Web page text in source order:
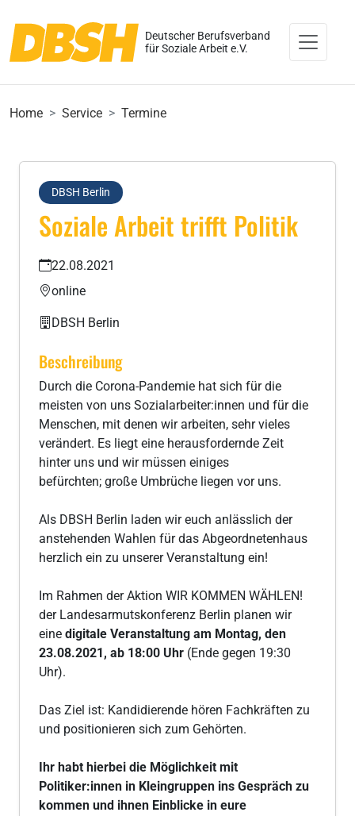
Deutscher Berufsverband
für Soziale Arbeit e.V.
Home Service Termine
DBSH Berlin
Soziale Arbeit trifft Politik
22.08.2021
online
DBSH Berlin
Beschreibung
Durch die Corona-Pandemie hat sich für die
meisten von uns Sozialarbeiter:innen und für die
Menschen, mit denen wir arbeiten, sehr vieles
verändert. Es liegt eine herausfordernde Zeit
hinter uns und wir müssen einiges
befürchten; große Umbrüche liegen vor uns.
Als DBSH Berlin laden wir euch anlässlich der
anstehenden Wahlen für das Abgeordnetenhaus
herzlich ein zu unserer Veranstaltung ein!
Im Rahmen der Aktion WIR KOMMEN WÄHLEN!
der Landesarmutskonferenz Berlin planen wir
eine digitale Veranstaltung am Montag, den
23.08.2021, ab 18:00 Uhr (Ende gegen 19:30
Uhr).
Das Ziel ist: Kandidierende hören Fachkräften zu
und positionieren sich zum Gehörten.
Ihr habt hierbei die Möglichkeit mit
Politiker:innen in Kleingruppen ins Gespräch zu
kommen und ihnen Einblicke in eure